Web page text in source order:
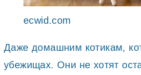
ecwid.com
Даже домашним котикам,
убежищах. Они не хотят